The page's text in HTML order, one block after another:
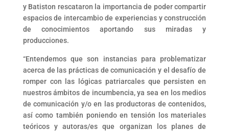
y Batiston rescataron la importancia de poder compartir
espacios de intercambio de experiencias y construcción
de conocimientos aportando sus miradas y
producciones.
“Entendemos que son instancias para problematizar
acerca de las prácticas de comunicación y el desafío de
romper con las lógicas patriarcales que persisten en
nuestros ámbitos de incumbencia, ya sea en los medios
de comunicación y/o en las productoras de contenidos,
así como también poniendo en tensión los materiales
teóricos y autoras/es que organizan los planes de